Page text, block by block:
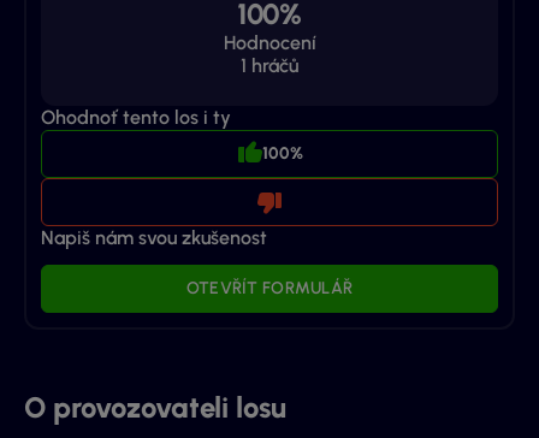
100%
Hodnocení
1 hráčů
Ohodnoť tento los i ty
100%
Napiš nám svou zkušenost
OTEVŘÍT FORMULÁŘ
O provozovateli losu